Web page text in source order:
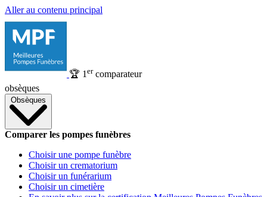
Aller au contenu principal
🏆 1 ercomparateur
obsèques
Obsèques
Comparer les pompes funèbres
Choisir une pompe funèbre
Choisir un crematorium
Choisir un funérarium
Choisir un cimetière